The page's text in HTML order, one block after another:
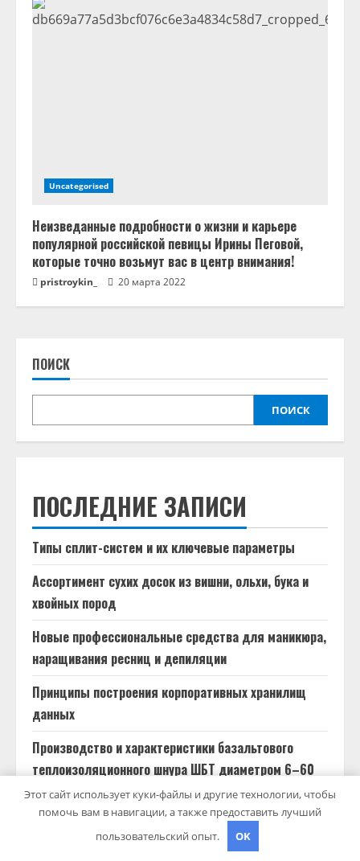
Uncategorised
Неизведанные подробности о жизни и карьере
популярной российской певицы Ирины Пеговой,
которые точно возьмут вас в центр внимания!
pristroykin_ 20 марта 2022
ПОИСК
ПОИСК
ПОСЛЕДНИЕ ЗАПИСИ
Типы сплит-систем и их ключевые параметры
Ассортимент сухих досок из вишни, ольхи, бука и
хвойных пород
Новые профессиональные средства для маникюра,
наращивания ресниц и депиляции
Принципы построения корпоративных хранилищ
данных
Производство и характеристики базальтового
теплоизоляционного шнура ШБТ диаметром 6–60
мм
Этот сайт использует куки-файлы и другие технологии, чтобы
помочь вам в навигации, а также предоставить лучший
пользовательский опыт.
OK